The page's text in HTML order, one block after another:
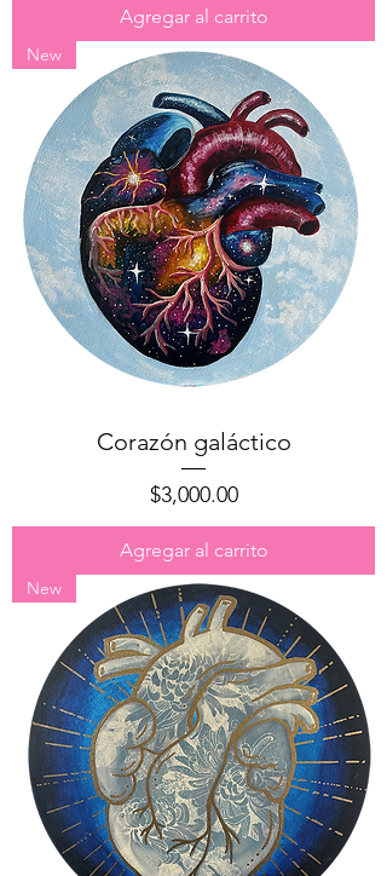
Agregar al carrito
New
Corazón galáctico
Precio
$3,000.00
Agregar al carrito
New